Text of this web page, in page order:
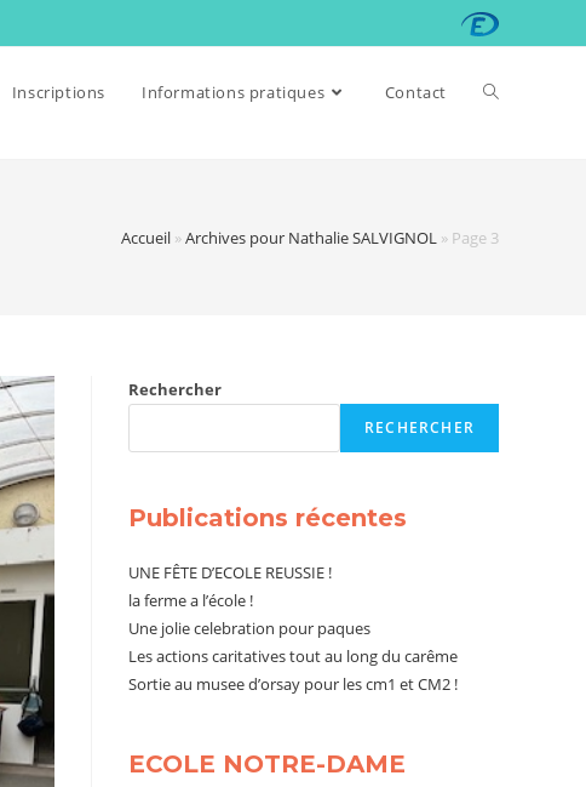
Inscriptions Informations pratiques Contact
Accueil »Archives pour Nathalie SALVIGNOL » Page 3
Rechercher
RECHERCHER
Publications récentes
UNE FÊTE D’ECOLE REUSSIE !
la ferme a l’école !
Une jolie celebration pour paques
Les actions caritatives tout au long du carême
Sortie au musee d’orsay pour les cm1 et CM2 !
ECOLE NOTRE-DAME